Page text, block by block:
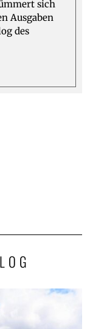
sich
Ausgaben
des